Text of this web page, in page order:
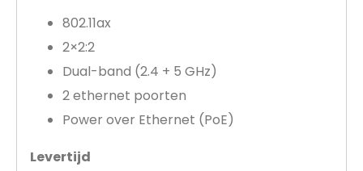
802.11ax
2×2:2
Dual-band (2.4 + 5 GHz)
2 ethernet poorten
Power over Ethernet (PoE)
Levertijd